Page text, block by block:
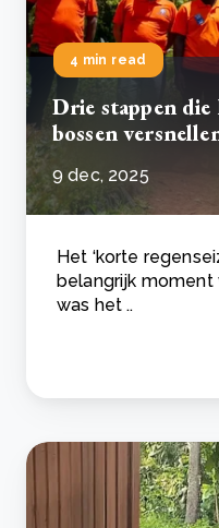
4 min read
Drie stappen die
bossen
9 dec, 2025
Het ‘korte
belangrijk moment
was het ..